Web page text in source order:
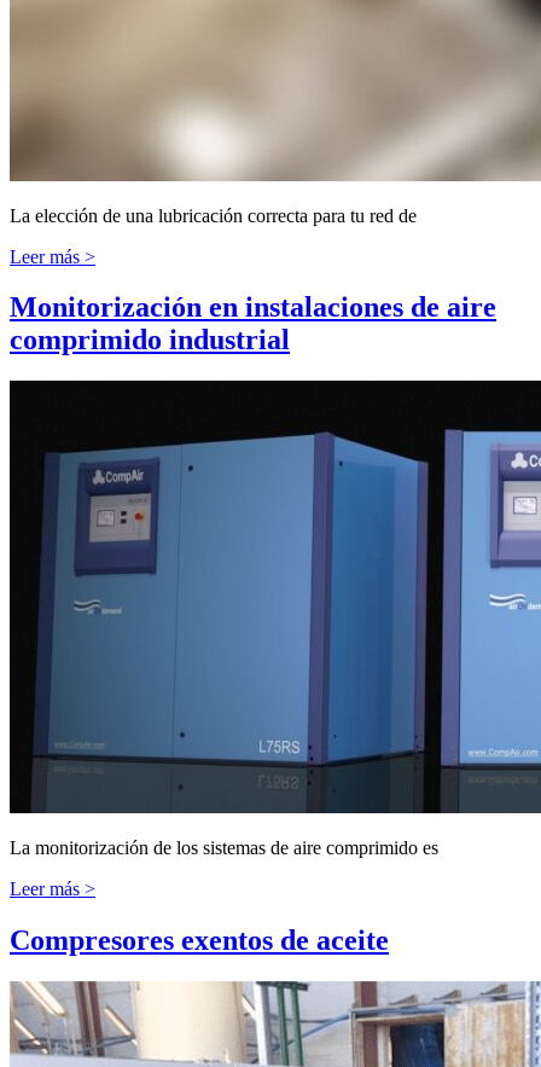
La elección de una lubricación correcta para tu red de
Leer más >
Monitorización en instalaciones de aire
comprimido industrial
La monitorización de los sistemas de aire comprimido es
Leer más >
Compresores exentos de aceite